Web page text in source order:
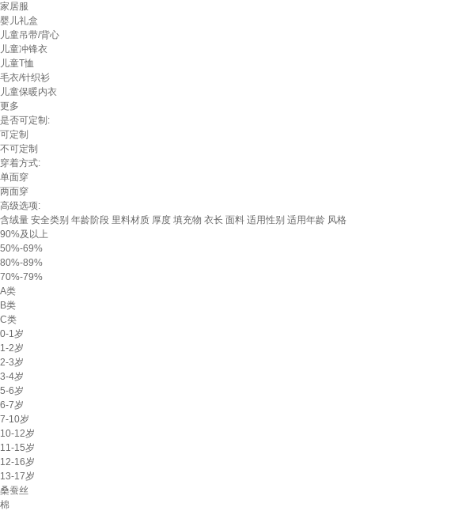
家居服
婴儿礼盒
儿童吊带/背心
儿童冲锋衣
儿童T恤
毛衣/针织衫
儿童保暖内衣
更多
是否可定制:
可定制
不可定制
穿着方式:
单面穿
两面穿
高级选项:
含绒量 安全类别 年龄阶段 里料材质 厚度 填充物 衣长 面料 适用性别 适用年龄 风格
90%及以上
50%-69%
80%-89%
70%-79%
A类
B类
C类
0-1岁
1-2岁
2-3岁
3-4岁
5-6岁
6-7岁
7-10岁
10-12岁
11-15岁
12-16岁
13-17岁
桑蚕丝
棉